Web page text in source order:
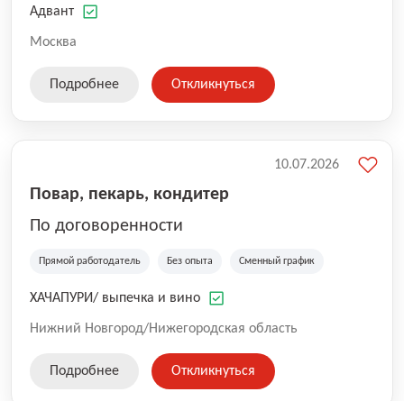
Казахстана и Беларуси, сотрудничая с компаниями из
Адвант
Москва
Подробнее Откликнуться
Повар, пекарь, кондитер
По договоренности
Прямой работодатель Без опыта Сменный график
ХАЧАПУРИ/ выпечка и вино
Нижний Новгород/Нижегородская область
10.07.2026
Подробнее Откликнуться